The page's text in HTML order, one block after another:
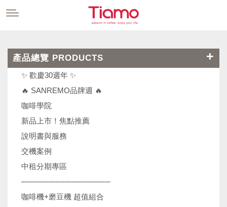
產品總覽 PRODUCTS
✨ 歡慶30週年 ✨
🔥 SANREMO品牌週 🔥
咖啡學院
新品上市！焦點推薦
說明書與服務
交機案例
中租分期專區
────────────────
咖啡機+磨豆機 超值組合